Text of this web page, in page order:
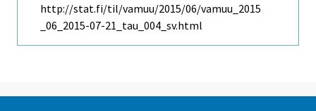
http://stat.fi/til/vamuu/2015/06/vamuu_2015
_06_2015-07-21_tau_004_sv.html